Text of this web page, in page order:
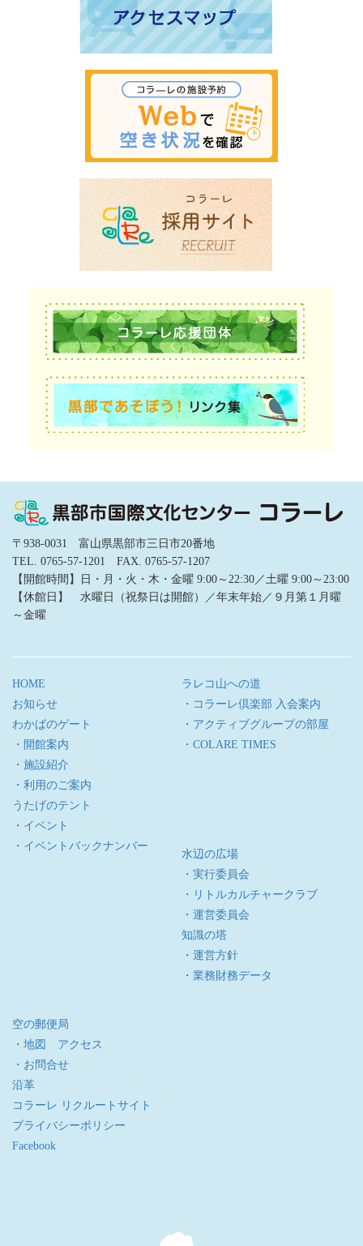
〒938-0031 富山県黒部市三日市20番地
TEL. 0765-57-1201 FAX. 0765-57-1207
【開館時間】日・月・火・木・金曜 9:00～22:30／土曜 9:00～23:00
【休館日】 水曜日（祝祭日は開館）／年末年始／９月第１月曜
～金曜
HOME
お知らせ
わかばのゲート
・開館案内
・施設紹介
・利用のご案内
うたげのテント
・イベント
・イベントバックナンバー
ラレコ山への道
・コラーレ倶楽部 入会案内
・アクティブグループの部屋
・COLARE TIMES
水辺の広場
・実行委員会
・リトルカルチャークラブ
・運営委員会
知識の塔
・運営方針
・業務財務データ
空の郵便局
・地図 アクセス
・お問合せ
沿革
コラーレ リクルートサイト
プライバシーポリシー
Facebook